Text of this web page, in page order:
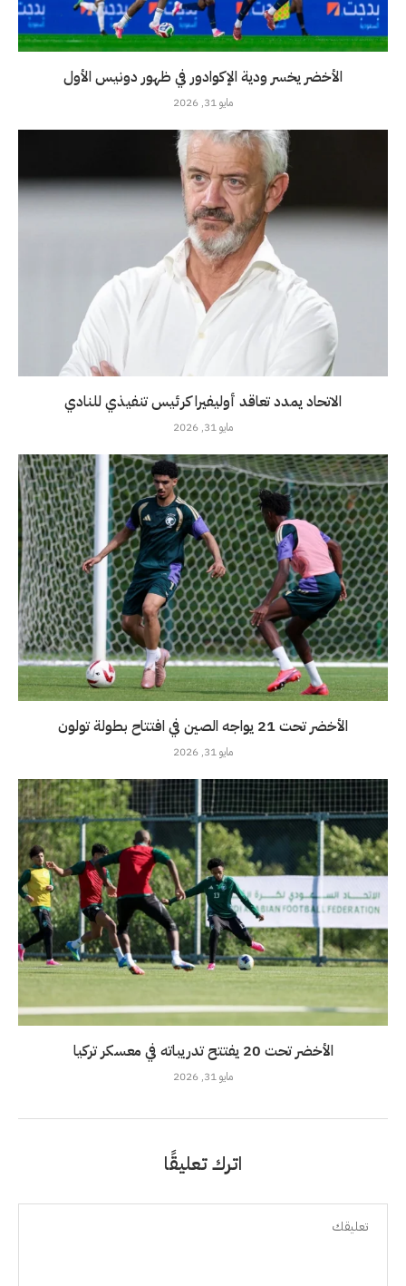
الأخضر يخسر ودية الإكوادور في ظهور دونيس الأول
مايو 31, 2026
الاتحاد يمدد تعاقد أوليفيرا كرئيس تنفيذي للنادي
مايو 31, 2026
الأخضر تحت 21 يواجه الصين في افتتاح بطولة تولون
مايو 31, 2026
الأخضر تحت 20 يفتتح تدريباته في معسكر تركيا
مايو 31, 2026
اترك تعليقًا